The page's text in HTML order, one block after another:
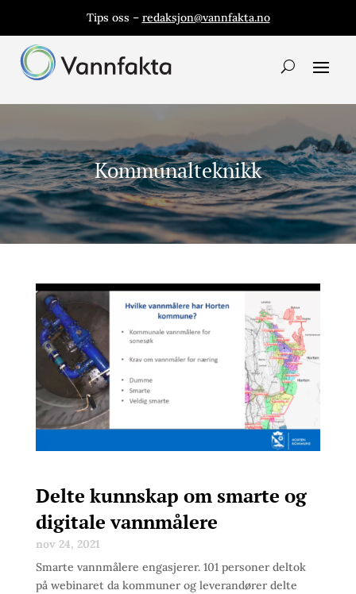
Tips oss – redaksjon@vannfakta.no
Kommunalteknikk
Delte kunnskap om smarte og
digitale vannmålere
nov 24, 2021
Smarte vannmålere engasjerer. 101 personer deltok
på webinaret da kommuner og leverandører delte